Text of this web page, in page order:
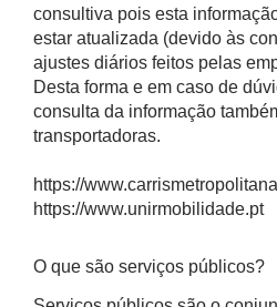
consultiva pois esta
estar atualizada (devido às
ajustes diários feitos pelas
Desta forma e em caso de
consulta da informação
transportadoras.
https://
https://www.unirmobilidade.pt
O que são serviços públicos?